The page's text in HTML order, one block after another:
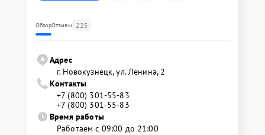
ОбзорОтзывы 225
Адрес
г. Новокузнецк, ул. Ленина, 2
Контакты
+7 (800) 301-55-83
+7 (800) 301-55-83
Время работы
Работаем с 09:00 до 21:00